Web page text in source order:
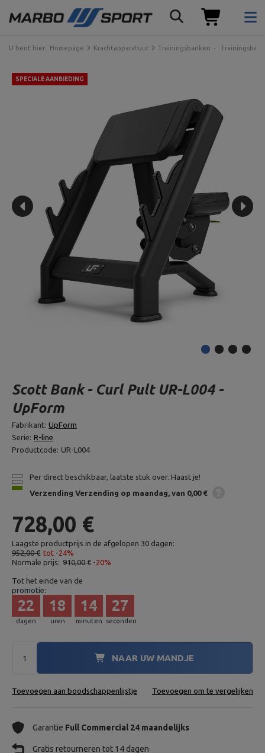
U bent hier: Homepage Krachtapparatuur Trainingsbanken
SPECIALE AANBIEDING
Scott Bank - Curl Pult UR-L004 -
UpForm
Fabrikant: UpForm
Serie: R-line
Productcode: UR-L004
Per direct beschikbaar, laatste stuk over. Haast je!
Verzending Verzending op maandag van 0,00 €
728,00 €
Laagste productprijs in de afgelopen 30 dagen:
952,00 € tot -24%
Normale prijs: 910,00 € -20%
Tot het einde van de
promotie:
dagen
22
uren
18
minuten
14
seconden
25
NAAR UW MANDJE
Toevoegen aan boodschappenlijstje Toevoegen om te vergelijken
Garantie Full Commercial 24 maandelijks
Gratis retourneren tot 14 dagen